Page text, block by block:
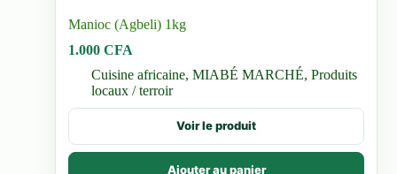
Manioc (Agbeli) 1kg
1.000CFA
Cuisine africaine,MIABÉ MARCHÉ,Produits
locaux / terroir
Voir le produit
Ajouter au panier